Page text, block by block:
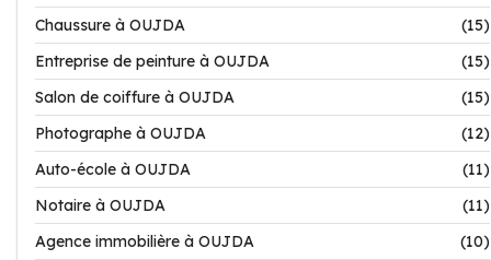
Chaussure à OUJDA
(15)
Entreprise de peinture à OUJDA
(15)
Salon de coiffure à OUJDA
(15)
Photographe à OUJDA
(12)
Auto-école à OUJDA
(11)
Notaire à OUJDA
(11)
Agence immobilière à OUJDA
(10)